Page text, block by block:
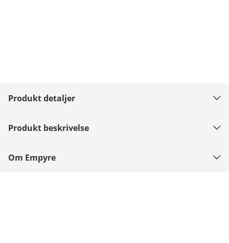
Produkt detaljer
Produkt beskrivelse
Om Empyre